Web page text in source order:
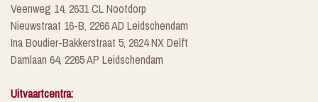
Veenweg 14, 2631 CL Nootdorp
Nieuwstraat 16-B, 2266 AD Leidschendam
Ina Boudier-Bakkerstraat 5, 2624 NX Delft
Damlaan 64, 2265 AP Leidschendam
Uitvaartcentra: